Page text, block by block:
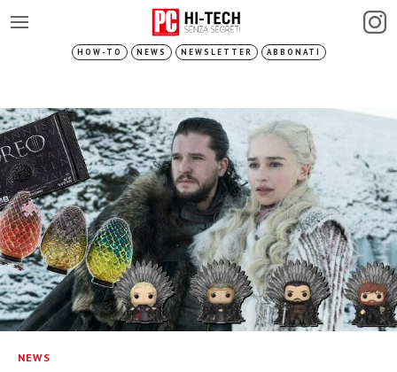
HOW-TO NEWS NEWSLETTER ABBONATI
NEWS